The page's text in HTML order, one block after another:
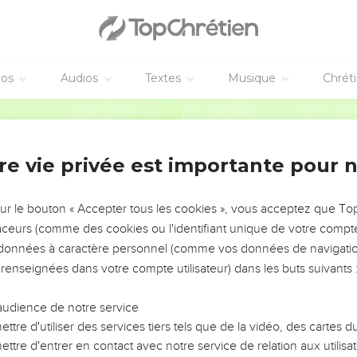
Audios Textes Musique
le visage, ils criaient : — Hé ! Fais le prophète ! Devine qui
d’injures blasphématoires.
réunit l’assemblée des anciens du peuple, des grands-
devant leur Conseil supérieur.
: — Si tu es vraiment le Messie, déclare-le nous. — Si je
même pas,
vous ne me répondriez pas.
le Fils de l’homme siégera à la droite du Dieu tout-
tous ensemble : — Tu es donc le Fils de Dieu ? — Vous
: — Est-ce que nous avons encore besoin de témoignages ?
vie privée est importante pour
le bouton « Accepter tous les cookies », vous acceptez que
(comme des cookies ou l'identifiant unique de votre
à caractère personnel (comme vos données de
dans votre compte utilisateur) dans les buts suivants :
de notre service
d'utiliser des services tiers tels que de la vidéo, des cartes
d'entrer en contact avec notre service de relation aux